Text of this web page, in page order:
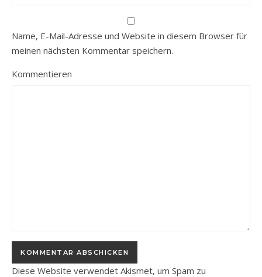
Name, E-Mail-Adresse und Website in diesem Browser für
meinen nächsten Kommentar speichern.
Kommentieren
Diese Website verwendet Akismet, um Spam zu